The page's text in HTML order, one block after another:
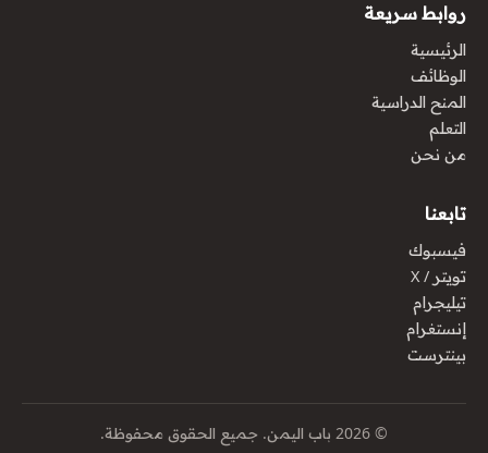
روابط سريعة
الرئيسية
الوظائف
المنح الدراسية
التعلم
من نحن
تابعنا
فيسبوك
تويتر / X
تيليجرام
إنستغرام
بينترست
© 2026 باب اليمن. جميع الحقوق محفوظة.